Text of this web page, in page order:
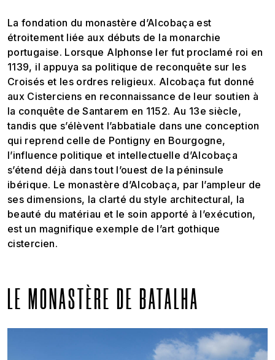
La fondation du monastère d’Alcobaça est
étroitement liée aux débuts de la monarchie
portugaise. Lorsque Alphonse Ier fut proclamé roi en
1139, il appuya sa politique de reconquête sur les
Croisés et les ordres religieux. Alcobaça fut donné
aux Cisterciens en reconnaissance de leur soutien à
la conquête de Santarem en 1152. Au 13e siècle,
tandis que s’élèvent l’abbatiale dans une conception
qui reprend celle de Pontigny en Bourgogne,
l’influence politique et intellectuelle d’Alcobaça
s’étend déjà dans tout l’ouest de la péninsule
ibérique. Le monastère d’Alcobaça, par l’ampleur de
ses dimensions, la clarté du style architectural, la
beauté du matériau et le soin apporté à l’exécution,
est un magnifique exemple de l’art gothique
cistercien.
LE MONASTÈRE DE BATALHA